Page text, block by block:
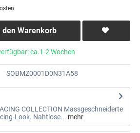
den Warenkorb
ca.1-2 Wochen
SOBMZ0001D0N31A58
COLLECTION Massgeschneiderte
Look. Nahtlose... mehr